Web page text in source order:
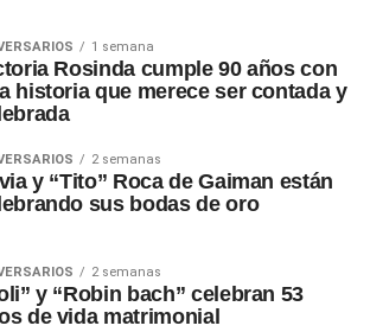
1 semana
Rosinda cumple 90 años con
historia que merece ser contada y
2 semanas
y “Tito” Roca de Gaiman están
sus bodas de oro
2 semanas
y “Robin bach” celebran 53
de vida matrimonial